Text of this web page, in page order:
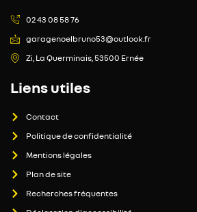
02 43 08 58 76
garagenoelbruno53@outlook.fr
Zi, La Querminais, 53500 Ernée
Liens utiles
Contact
Politique de confidentialité
Mentions légales
Plan de site
Recherches fréquentes